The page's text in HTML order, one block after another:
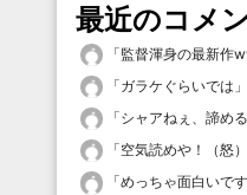
最近のコメ
「監督渾身の最新作
「ガラケぐらいでは 」
「シャアねぇ、諦め
「空気読めや！（怒）
「めっちゃ面白いで